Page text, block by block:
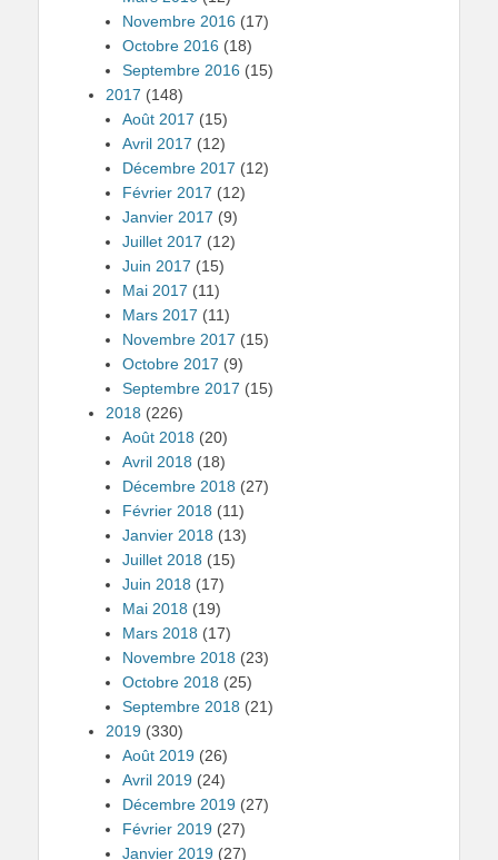
Novembre 2016 (17)
Octobre 2016 (18)
Septembre 2016 (15)
2017 (148)
Août 2017 (15)
Avril 2017 (12)
Décembre 2017 (12)
Février 2017 (12)
Janvier 2017 (9)
Juillet 2017 (12)
Juin 2017 (15)
Mai 2017 (11)
Mars 2017 (11)
Novembre 2017 (15)
Octobre 2017 (9)
Septembre 2017 (15)
2018 (226)
Août 2018 (20)
Avril 2018 (18)
Décembre 2018 (27)
Février 2018 (11)
Janvier 2018 (13)
Juillet 2018 (15)
Juin 2018 (17)
Mai 2018 (19)
Mars 2018 (17)
Novembre 2018 (23)
Octobre 2018 (25)
Septembre 2018 (21)
2019 (330)
Août 2019 (26)
Avril 2019 (24)
Décembre 2019 (27)
Février 2019 (27)
Janvier 2019 (27)